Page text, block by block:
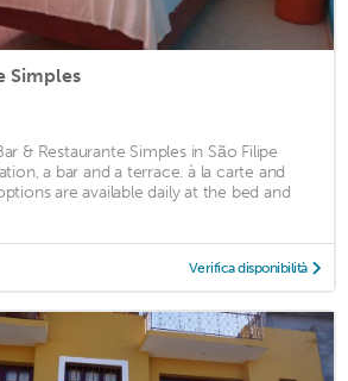
Simples
& Restaurante Simples in São Filipe
a bar and a terrace. à la carte and
are available daily at the bed and
Verifica disponibilità